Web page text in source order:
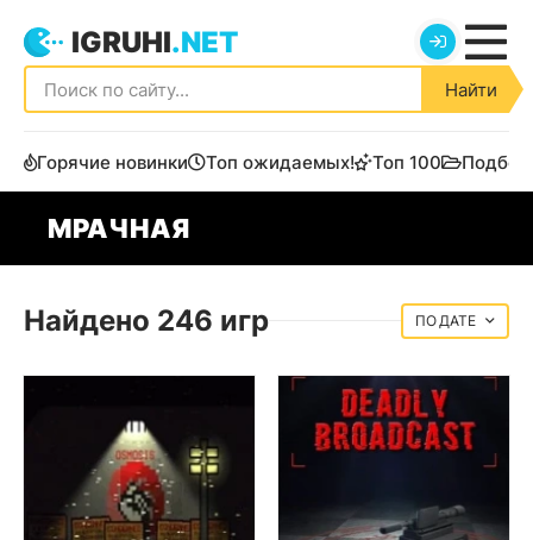
IGRUHI.NET
Найти
Горячие новинки Топ ожидаемых! Топ 100
МРАЧНАЯ
Найдено 246 игр ДАТЕ